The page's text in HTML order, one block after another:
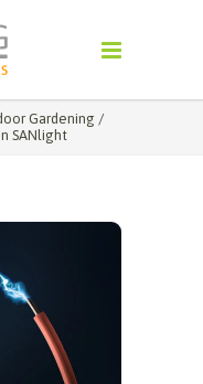
Gardening /
SANlight